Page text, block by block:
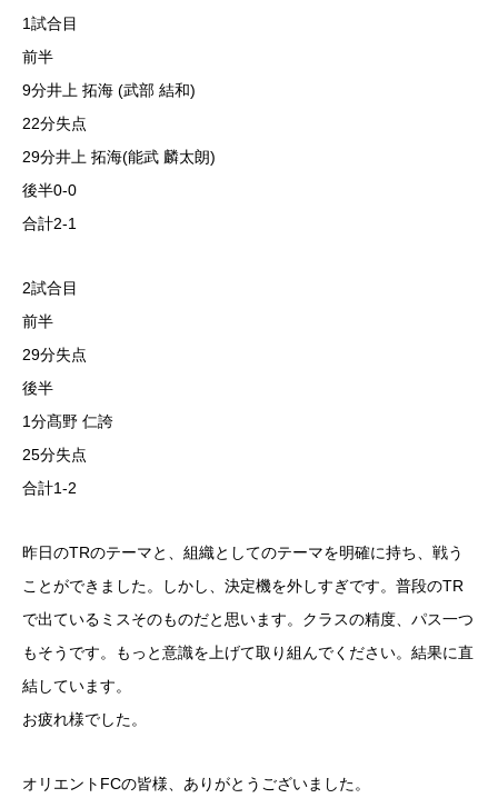
1試合目
前半
9分井上 拓海 (武部 結和)
22分失点
29分井上 拓海(能武 麟太朗)
後半0-0
合計2-1
2試合目
前半
29分失点
後半
1分髙野 仁誇
25分失点
合計1-2
昨日のTRのテーマと、組織としてのテーマを明確に持ち、戦う
ことができました。しかし、決定機を外しすぎです。普段のTR
で出ているミスそのものだと思います。クラスの精度、パス一つ
もそうです。もっと意識を上げて取り組んでください。結果に直
結しています。
お疲れ様でした。
オリエントFCの皆様、ありがとうございました。